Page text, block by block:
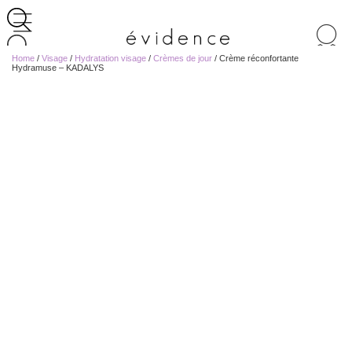
de
produits
Home / Visage / Hydratation visage / Crèmes de jour / Crème réconfortante
Hydramuse – KADALYS